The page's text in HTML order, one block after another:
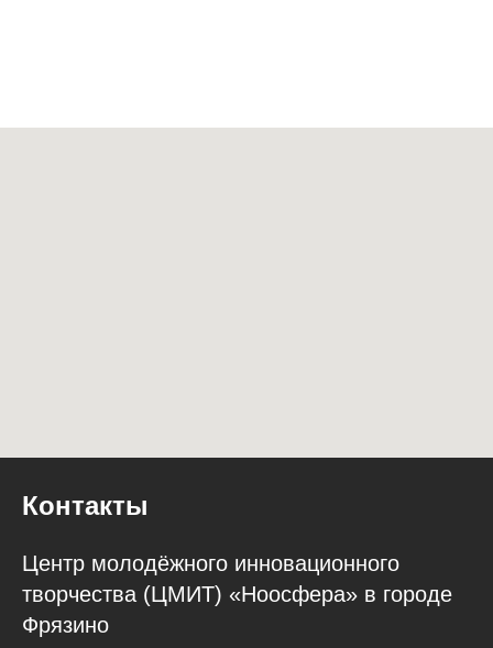
Контакты
Центр молодёжного инновационного
творчества (ЦМИТ) «Ноосфера» в городе
Фрязино